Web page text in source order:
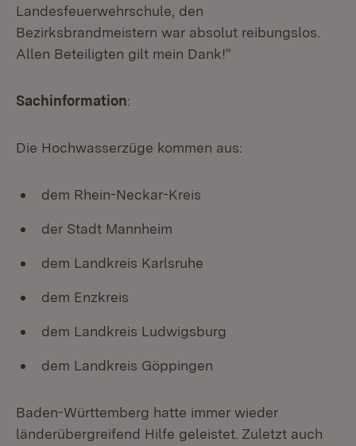
Landesfeuerwehrschule, den
Bezirksbrandmeistern war absolut reibungslos.
Allen Beteiligten gilt mein Dank!“
Sachinformation:
Die Hochwasserzüge kommen aus:
dem Rhein-Neckar-Kreis
der Stadt Mannheim
dem Landkreis Karlsruhe
dem Enzkreis
dem Landkreis Ludwigsburg
dem Landkreis Göppingen
Baden-Württemberg hatte immer wieder
länderübergreifend Hilfe geleistet. Zuletzt auch